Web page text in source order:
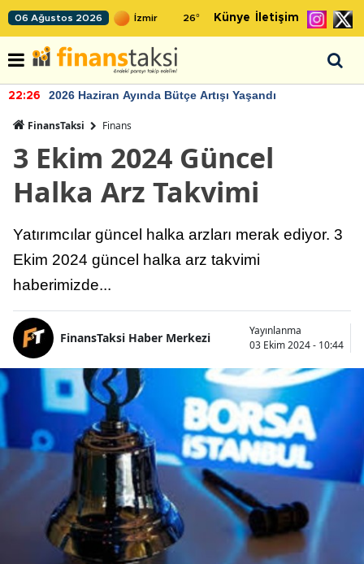
06 Ağustos 2026 26° Künye İletişim
22:26 2026 Haziran Ayında Bütçe Artışı Yaşandı
FinansTaksi Finans
3 Ekim 2024 Güncel
Halka Arz Takvimi
Yatırımcılar güncel halka arzları merak ediyor. 3
Ekim 2024 güncel halka arz takvimi
haberimizde...
FinansTaksi Haber Merkezi
Yayınlanma
03 Ekim 2024 - 10:44